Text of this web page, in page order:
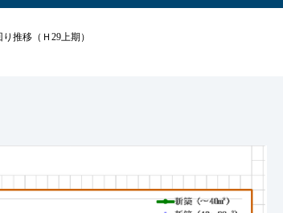
推移（Ｈ29上期）